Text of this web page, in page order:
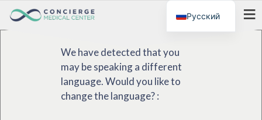
We have detected that you
may be speaking a different
language. Would you like to
change the language? :
МЕНЮ
Русский